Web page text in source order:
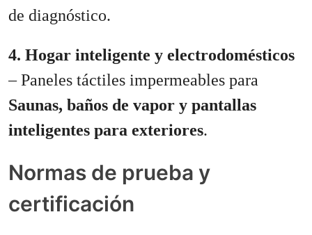
de diagnóstico.
4. Hogar inteligente y electrodomésticos
– Paneles táctiles impermeables para
Saunas, baños de vapor y pantallas
inteligentes para exteriores.
Normas de prueba y
certificación